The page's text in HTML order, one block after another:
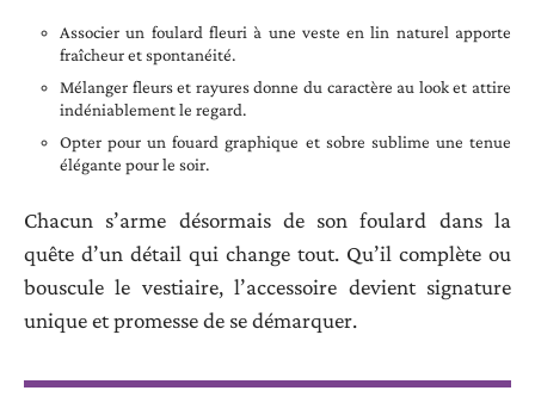
Associer un foulard fleuri à une veste en lin naturel apporte
fraîcheur et spontanéité.
Mélanger fleurs et rayures donne du caractère au look et attire
indéniablement le regard.
Opter pour un fouard graphique et sobre sublime une tenue
élégante pour le soir.
Chacun s’arme désormais de son foulard dans la
quête d’un détail qui change tout. Qu’il complète ou
bouscule le vestiaire, l’accessoire devient signature
unique et promesse de se démarquer.